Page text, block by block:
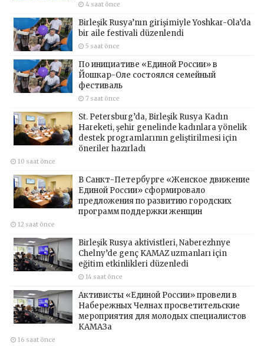
4 saat önce
Birleşik Rusya’nın girişimiyle Yoshkar-Ola’da
bir aile festivali düzenlendi
5 saat önce
По инициативе «Единой России» в
Йошкар-Оле состоялся семейный
фестиваль
7 saat önce
St. Petersburg’da, Birleşik Rusya Kadın
Hareketi, şehir genelinde kadınlara yönelik
destek programlarının geliştirilmesi için
öneriler hazırladı
10 saat önce
В Санкт-Петербурге «Женское движение
Единой России» сформировало
предложения по развитию городских
программ поддержки женщин
12 saat önce
Birleşik Rusya aktivistleri, Naberezhnye
Chelny’de genç KAMAZ uzmanları için
eğitim etkinlikleri düzenledi
14 saat önce
Активисты «Единой России» провели в
Набережных Челнах просветительские
мероприятия для молодых специалистов
КАМАЗа
16 saat önce